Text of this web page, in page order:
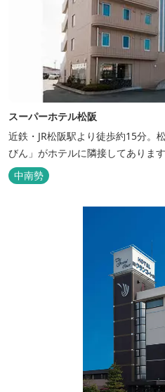
スーパーホテル松阪
近鉄・JR松阪駅より徒歩約15分。
びん」がホテルに隣接してあります
中南勢